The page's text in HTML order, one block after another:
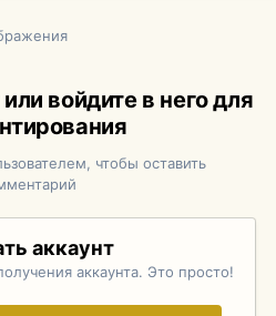
войдите в него для
чтобы оставить
аккаунт
аккаунта. Это просто!